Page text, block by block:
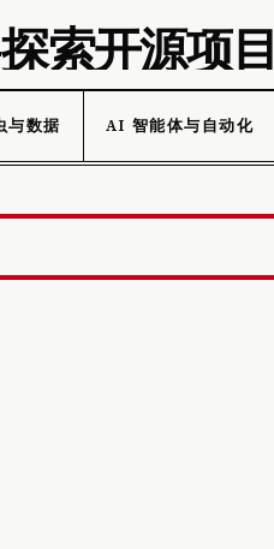
索开源项目
与数据 AI 智能体与自动化